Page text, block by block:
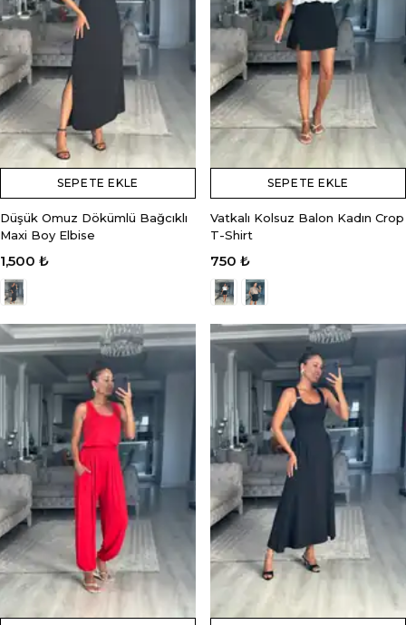
SEPETE EKLE
Düşük Omuz Dökümlü Bağcıklı
Maxi Boy Elbise
1,500 ₺
SEPETE EKLE
Vatkalı Kolsuz Balon Kadın Crop
T-Shirt
750 ₺